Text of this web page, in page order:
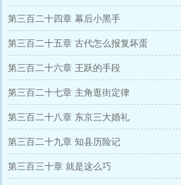
第三百二十四章 幕后小黑手
第三百二十五章 古代怎么报复坏蛋
第三百二十六章 王跃的手段
第三百二十七章 主角逛街定律
第三百二十八章 东京三大婚礼
第三百二十九章 知县历险记
第三百三十章 就是这么巧